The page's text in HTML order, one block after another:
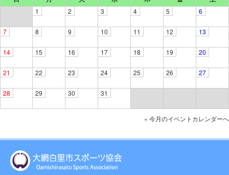
1 2 3 4 5 6
7 8 9 10 11 12 13
14 15 16 17 18 19 20
21 22 23 24 25 26 27
28 29 30 31
« 今月のイベントカレンダーへ